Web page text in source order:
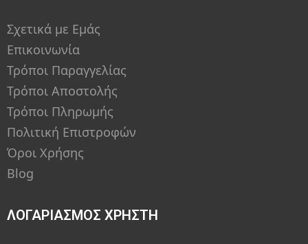
Σχετικά με Εμάς
Επικοινωνία
Τρόποι Παραγγελίας
Τρόποι Αποστολής
Τρόποι Πληρωμής
Πολιτική Επιστροφών
Όροι Χρήσης
Blog
ΛΟΓΑΡΙΑΣΜΟΣ ΧΡΗΣΤΗ